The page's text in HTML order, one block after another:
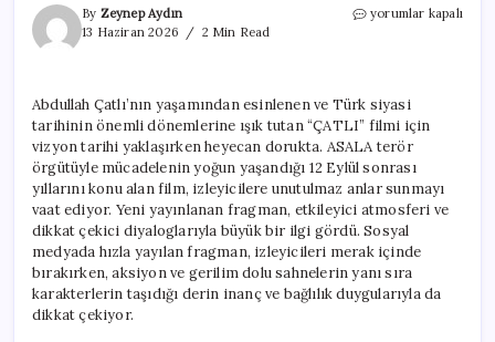
By Zeynep Aydın
13 Haziran 2026
2 Min Read
“ÇATLI”
Günler
Kaldı:
Abdullah
Çatlı’nın
Rol
Alıyor
için
yorumlar kapalı
Abdullah Çatlı’nın yaşamından esinlenen ve Türk siyasi
tarihinin önemli dönemlerine ışık tutan “ÇATLI” filmi için
vizyon tarihi yaklaşırken heyecan dorukta. ASALA terör
örgütüyle mücadelenin yoğun yaşandığı 12 Eylül sonrası
yıllarını konu alan film, izleyicilere unutulmaz anlar sunmayı
vaat ediyor. Yeni yayınlanan fragman, etkileyici atmosferi ve
dikkat çekici diyaloglarıyla büyük bir ilgi gördü. Sosyal
medyada hızla yayılan fragman, izleyicileri merak içinde
bırakırken, aksiyon ve gerilim dolu sahnelerin yanı sıra
karakterlerin taşıdığı derin inanç ve bağlılık duygularıyla da
dikkat çekiyor.